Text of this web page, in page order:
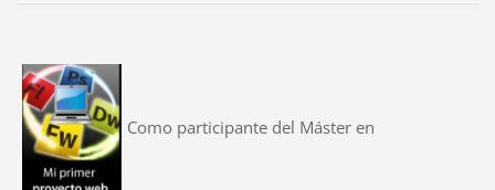
Como participante del Máster en